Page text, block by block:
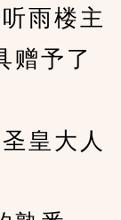
雨楼主
赠予了
皇大人